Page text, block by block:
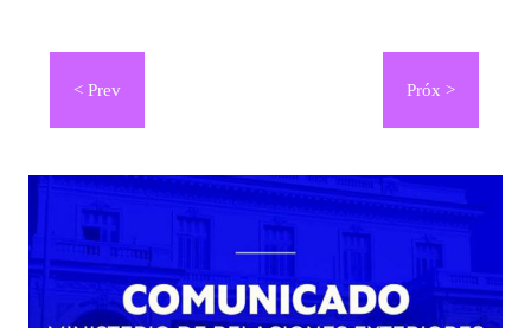
Navegación
entradas